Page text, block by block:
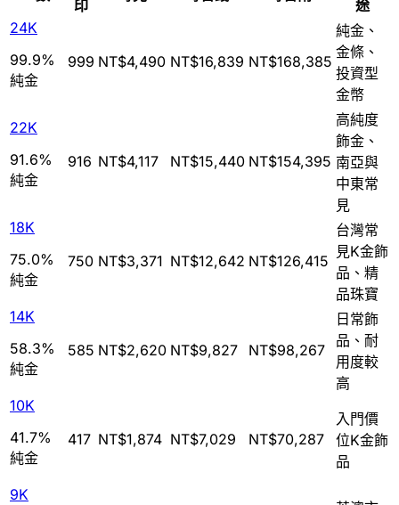
印
途
24K
99.9%
純金
999 NT$4,490 NT$16,839 NT$168,385
純金、
金條、
投資型
金幣
22K
91.6%
純金
916 NT$4,117 NT$15,440 NT$154,395
高純度
飾金、
南亞與
中東常
見
18K
75.0%
純金
750 NT$3,371 NT$12,642 NT$126,415
台灣常
見K金飾
品、精
品珠寶
14K
58.3%
純金
585 NT$2,620 NT$9,827 NT$98,267
日常飾
品、耐
用度較
高
10K
41.7%
純金
417 NT$1,874 NT$7,029 NT$70,287
入門價
位K金飾
品
9K